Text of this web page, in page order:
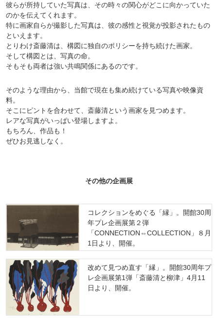
彼らが所持していた写真は、その時々の関心がどこに向かっていた
のかを伝えてくれます。
特に画家自らが撮影した写真は、彼の感性と視覚が投影されたもの
といえます。
とりわけ斎藤清は、構図に独自のポリシーを持ち続けた画家。
そして構図とは、写真の命。
そもそも両者は強い共鳴関係にあるのです。
そのような理由から、当館で現在も集め続けている写真や映像資
料。
そこにピントを合わせて、斎藤清という画家を見つめます。
レアな写真がいっぱい登場しますよ。
もちろん、作品も！
ぜひお見逃しなく。
その他の企画展
コレクションをめぐる「縁」。開館30周
年プレ企画展第２弾
「CONNECTION⇔COLLECTION」８月
1日より、開催。
改めて見つめ直す「縁」。開館30周年プ
レ企画展第1弾「斎藤清と柳津」4月11
日より、開催。